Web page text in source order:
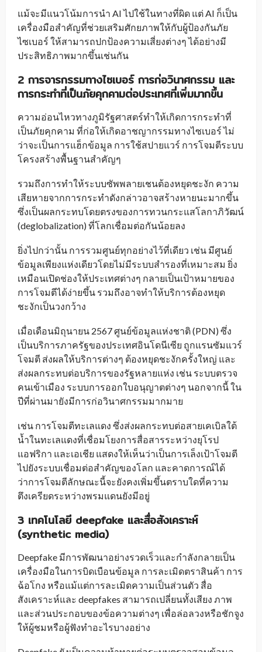
แม้จะมีแนวโน้มการนำ AI ไปใช้ในทางที่ผิด แต่ AI ก็เป็น
เครื่องมือสำคัญที่ช่วยเสริมศักยภาพให้กับผู้ป้องกันภัย
ไซเบอร์ ให้สามารถปกป้องความเสี่ยงต่างๆ ได้อย่างมี
ประสิทธิภาพมากขึ้นเช่นกัน
2 การจารกรรมทางไซเบอร์ การก่อวินาศกรรม และ
การกระทำที่เป็นภัยคุกคามต่อประเทศที่เพิ่มมากขึ้น
ความอ่อนไหวทางภูมิรัฐศาสตร์ทำให้เกิดการกระทำที่
เป็นภัยคุกคาม ที่ก่อให้เกิดอาชญากรรมทางไซเบอร์ ไม่
ว่าจะเป็นการแฮ็กข้อมูล การใช้สปายแวร์ การโจมตีระบบ
โครงสร้างพื้นฐานสำคัญๆ
รวมถึงการทำให้ระบบซัพพลายเชนต้องหยุดชะงัก ความ
เสียหายจากการกระทำดังกล่าวอาจสร้างหายนะมากขึ้น
ซึ่งเป็นผลกระทบโดยตรงของการทวนกระแสโลกาภิวัฒน์
(deglobalization) ที่โลกเชื่อมต่อกันน้อยลง
ยิ่งไปกว่านั้น การรวมศูนย์ทุกอย่างไว้ที่เดียว เช่น มีศูนย์
ข้อมูลเพียงแห่งเดียวโดยไม่มีระบบสำรองที่เหมาะสม ยิ่ง
เหมือนเปิดช่องให้ประเทศต่างๆ กลายเป็นเป้าหมายของ
การโจมตีได้ง่ายขึ้น รวมถึงอาจทำให้บริการต้องหยุด
ชะงักเป็นวงกว้าง
เมื่อเดือนมิถุนายน 2567 ศูนย์ข้อมูลแห่งชาติ (PDN) ซึ่ง
เป็นบริการภาครัฐของประเทศอินโดนีเซีย ถูกแรนซัมแวร์
โจมตี ส่งผลให้บริการต่างๆ ต้องหยุดชะงักครั้งใหญ่ และ
ส่งผลกระทบต่อบริการของรัฐหลายแห่ง เช่น ระบบตรวจ
คนเข้าเมือง ระบบการออกใบอนุญาตต่างๆ นอกจากนี้ ใน
ปีที่ผ่านมายังมีการก่อวินาศกรรมมากมาย
เช่น การโจมตีทะเลแดง ซึ่งส่งผลกระทบต่อสายเคเบิลใต้
น้ำในทะเลแดงที่เชื่อมโยงการสื่อสารระหว่างยุโรป
แอฟริกา และเอเชีย แสดงให้เห็นว่าเป็นการเล็งเป้าโจมตี
ไปยังระบบเชื่อมต่อสำคัญของโลก และคาดการณ์ได้
ว่าการโจมตีลักษณะนี้จะยังคงเพิ่มขึ้นตราบใดที่ความ
ตึงเครียดระหว่างพรมแดนยังมีอยู่
3 เทคโนโลยี deepfake และสื่อสังเคราะห์
(synthetic media)
Deepfake มีการพัฒนาอย่างรวดเร็วและกำลังกลายเป็น
เครื่องมือในการบิดเบือนข้อมูล การละเมิดตราสินค้า การ
ฉ้อโกง หรือแม้แต่การละเมิดความเป็นส่วนตัว สื่อ
สังเคราะห์และ deepfakes สามารถเปลี่ยนทั้งเสียง ภาพ
และส่วนประกอบของข้อความต่างๆ เพื่อล่อลวงหรือชักจูง
ให้ผู้ชมหรือผู้ฟังทำอะไรบางอย่าง